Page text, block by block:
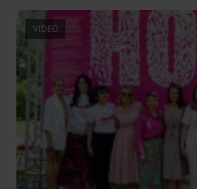
VIDEO